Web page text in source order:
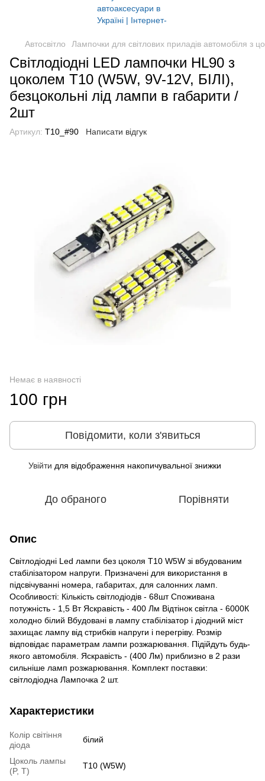
Автосвітло Лампочки для світлових приладів автомобіля з
Світлодіодні LED лампочки HL90 з
цоколем T10 (W5W, 9V-12V, БІЛІ),
безцокольні лід лампи в габарити /
2шт
Артикул: T10_#90 Написати відгук
Немає в наявності
100 грн
Повідомити, коли з'явиться
Увійти для відображення накопичувальної знижки
До обраного Порівняти
Опис
Світлодіодні Led лампи без цоколя T10 W5W зі вбудованим
стабілізатором напруги. Призначені для використання в
підсвічуванні номера, габаритах, для салонних ламп.
Особливості: Кількість світлодіодів - 68шт Споживана
потужність - 1,5 Вт Яскравість - 400 Лм Відтінок світла - 6000К
холодно білий Вбудовані в лампу стабілізатор і діодний міст
захищає лампу від стрибків напруги і перегріву. Розмір
відповідає параметрам лампи розжарювання. Підійдуть будь-
якого автомобіля. Яскравість - (400 Лм) приблизно в 2 рази
сильніше ламп розжарювання. Комплект поставки:
світлодіодна Лампочка 2 шт.
Характеристики
Колір світіння
діода
білий
Цоколь лампы
(P, T)
T10 (W5W)